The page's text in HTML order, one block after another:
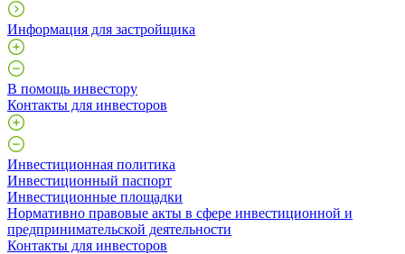
Информация для застройщика
В помощь инвестору
Контакты для инвесторов
Инвестиционная политика
Инвестиционный паспорт
Инвестиционные площадки
Нормативно правовые акты в сфере инвестиционной и
предпринимательской деятельности
Контакты для инвесторов